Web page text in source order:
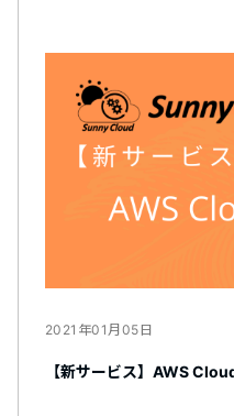
2021年01月05日
【新サービス】AWS